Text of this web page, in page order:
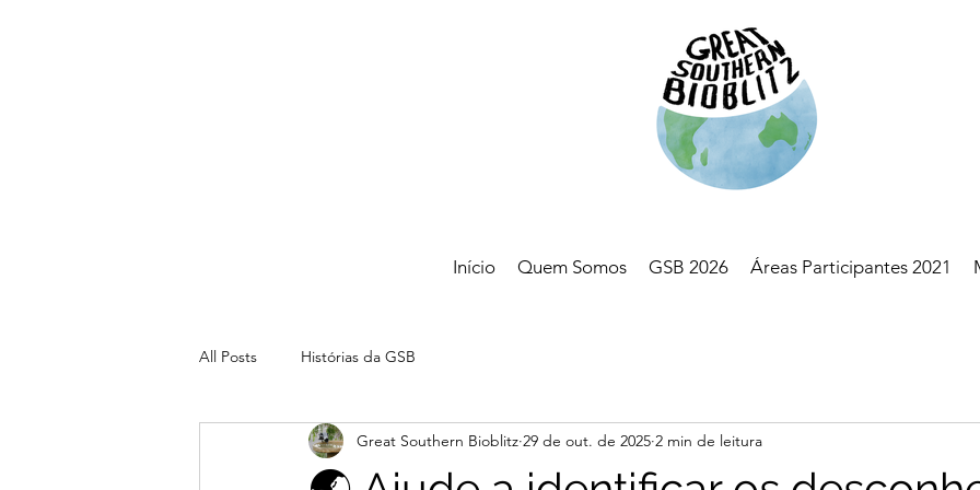
Início Quem Somos GSB 2026 Áreas Participantes 2021
All Posts Histórias da GSB
Great Southern Bioblitz 29 de out. de 2025 2 min de leitura